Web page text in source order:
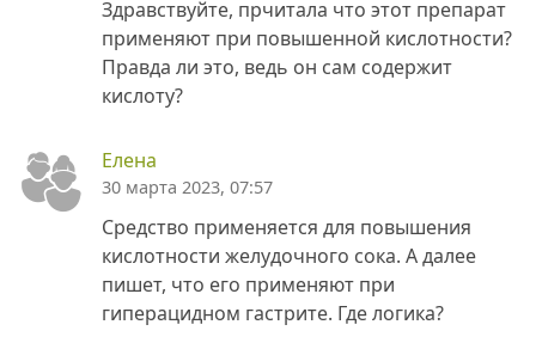
Здравствуйте, прчитала что этот препарат
применяют при повышенной кислотности?
Правда ли это, ведь он сам содержит
кислоту?
Елена
30 марта 2023, 07:57
Средство применяется для повышения
кислотности желудочного сока. А далее
пишет, что его применяют при
гиперацидном гастрите. Где логика?